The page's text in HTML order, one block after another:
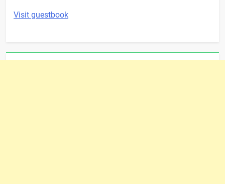
Visit guestbook